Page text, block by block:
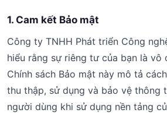
1. Cam kết Bảo mật
Công ty TNHH Phát triển Công
hiểu rằng sự riêng tư của bạn là vô
Chính sách Bảo mật này mô tả
thu thập, sử dụng và bảo vệ thông
người dùng khi sử dụng nền tảng